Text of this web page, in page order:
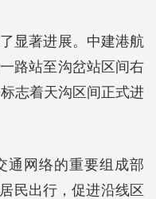
显著进展。中建港航
路站至沟岔站区间右
志着天沟区间正式进
通网络的重要组成部
民出行，促进沿线区